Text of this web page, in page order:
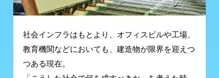
社会インフラはもとより、オフィスビルや工場、
教育機関などにおいても、 建造物が限界を迎えつ
つある現在。